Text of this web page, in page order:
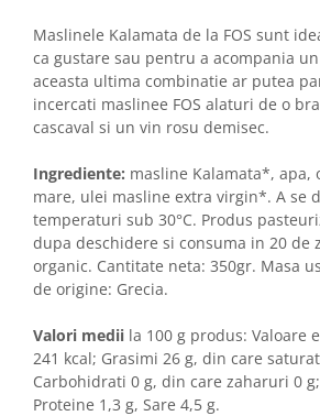
Maslinele Kalamata de la FOS sunt
ca gustare sau pentru a acompania
aceasta ultima combinatie ar putea
incercati maslinee FOS alaturi de o
cascaval si un vin rosu demisec.
Ingrediente: masline Kalamata*, apa,
mare, ulei masline extra virgin*. A se
temperaturi sub 30°C. Produs
dupa deschidere si consuma in 20 de
organic. Cantitate neta: 350gr. Masa
de origine: Grecia.
Valori medii la 100 g produs: Valoare
241 kcal; Grasimi 26 g, din care
Carbohidrati 0 g, din care zaharuri 0
Proteine 1,3 g, Sare 4,5 g.